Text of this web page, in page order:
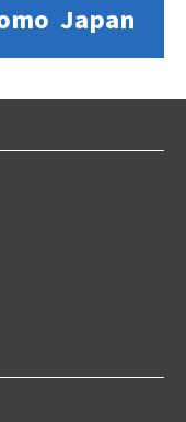
Japan